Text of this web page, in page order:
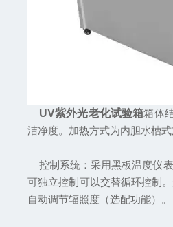
UV紫外光老化试验箱箱体
洁净度。加热方式为内胆水槽
控制系统：采用黑板温度仪
可独立控制可以交替循环控制
自动调节辐照度（选配功能）。